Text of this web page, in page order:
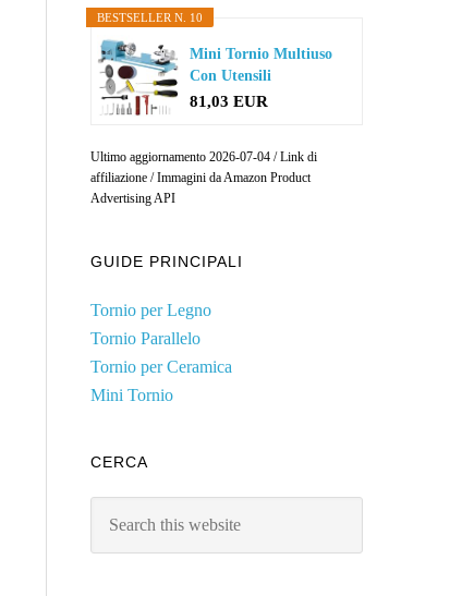
BESTSELLER N. 10
Mini Tornio Multiuso
Con Utensili
Professionali...
81,03 EUR
Ultimo aggiornamento 2026-07-04 / Link di
affiliazione / Immagini da Amazon Product
Advertising API
GUIDE PRINCIPALI
Tornio per Legno
Tornio Parallelo
Tornio per Ceramica
Mini Tornio
CERCA